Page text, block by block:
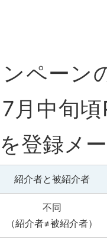
ペーン
月中旬
登録メ
紹介者と被紹介者
不同
（紹介者≠被紹介者）